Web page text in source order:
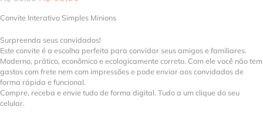
Convite Interativo Simples Minions
Surpreenda seus convidados!
Este convite é a escolha perfeita para convidar seus amigos e familiares.
Moderno, prático, econômico e ecologicamente correto. Com ele você não tem
gastos com frete nem com impressões e pode enviar aos convidados de
forma rápida e funcional.
Compre, receba e envie tudo de forma digital. Tudo a um clique do seu
celular.